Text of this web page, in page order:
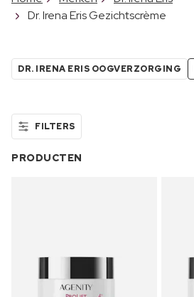
Dr. Irena Eris Gezichtscrème
DR. IRENA ERIS OOGVERZORGING
FILTERS
PRODUCTEN